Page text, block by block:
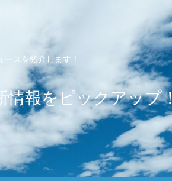
スを紹介します！
報をピックアップ！